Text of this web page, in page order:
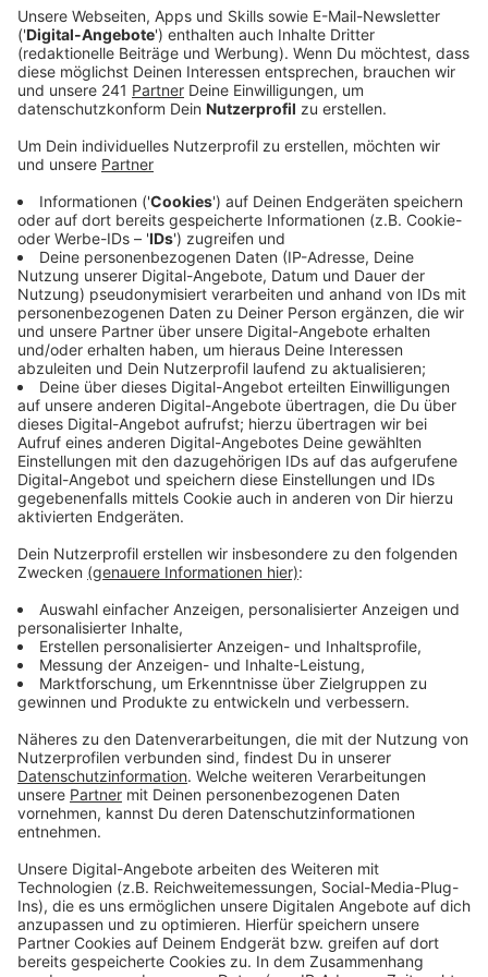
Anzeige
Notrufstellen durch Feuerwehr, Polizei oder
Stadt besetzt
Anzeige
Das System ist vor allem für Notfälle gedacht, in
denen zum Beispiel andere Kommunikationswege, wie
Telefone oder das Internet, nicht mehr funktionieren.
Wenn ein solcher Fall eintritt, werden die
Notrufstellen durch die Freiwillige Feuerwehr, die
Polizei oder die Stadtverwaltung besetzt. Das Wort
KIEZ steht für Krisen-, Informations- und
Ersthilfezentrum, insgesamt gibt es neun
Anlaufstellen in unserer Stadt.Die Karte dafür findet
ihr hier.
Anzeige
Weitere Meldungen aus Leverkusen
Anzeige
Leverkusen und das Haushaltsproblem: So geht es
weiter
Messerangriff in Leverkusen: 16-Jähriger auf
Intensivstation
Wann es in Leverkusen zu den meisten Unfällen
kommt
Anzeige